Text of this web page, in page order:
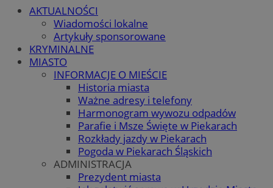
AKTUALNOŚCI
Wiadomości lokalne
Artykuły sponsorowane
KRYMINALNE
MIASTO
INFORMACJE O MIEŚCIE
Historia miasta
Ważne adresy i telefony
Harmonogram wywozu odpadów
Parafie i Msze Święte w Piekarach
Rozkłady jazdy w Piekarach
Pogoda w Piekarach Śląskich
ADMINISTRACJA
Prezydent miasta